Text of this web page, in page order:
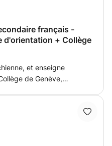
français -
d'orientation + Collège
et enseigne
de Genève,
Master 2 en Français
des cours d'allemand
zone (Douvaine, Chens,